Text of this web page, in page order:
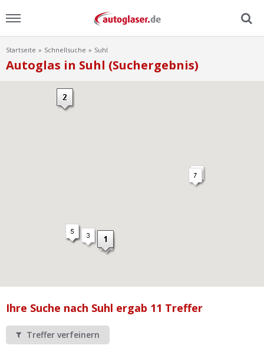
Home
Werkstatt Login
Startseite Schnellsuche Suhl
Autoglas in Suhl (Suchergebnis)
Ihre Suche nach Suhl ergab 11 Treffer
Treffer verfeinern